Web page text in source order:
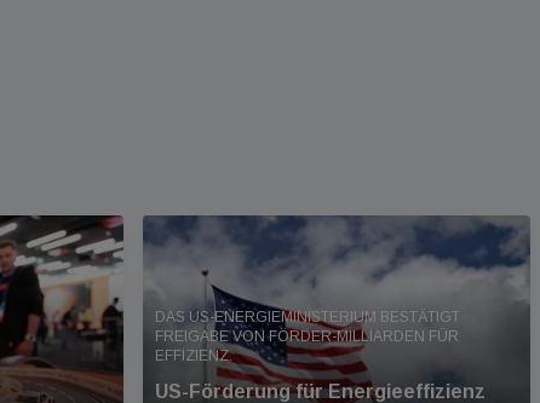
DAS US-ENERGIEMINISTERIUM BESTÄTIGT
FREIGABE VON FÖRDER-MILLIARDEN FÜR
EFFIZIENZ.
US-Förderung für Energieeffizienz